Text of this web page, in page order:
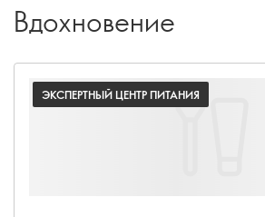
Вдохновение
ЭКСПЕРТНЫЙ ЦЕНТР ПИТАНИЯ